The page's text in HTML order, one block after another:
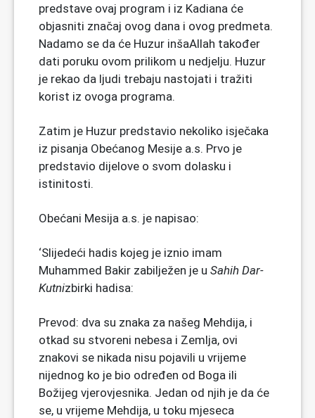
predstave ovaj program i iz Kadiana će
objasniti značaj ovog dana i ovog predmeta.
Nadamo se da će Huzur inšaAllah također
dati poruku ovom prilikom u nedjelju. Huzur
je rekao da ljudi trebaju nastojati i tražiti
korist iz ovoga programa.
Zatim je Huzur predstavio nekoliko isječaka
iz pisanja Obećanog Mesije a.s. Prvo je
predstavio dijelove o svom dolasku i
istinitosti.
Obećani Mesija a.s. je napisao:
‘Slijedeći hadis kojeg je iznio imam
Muhammed Bakir zabilježen je u Sahih Dar-
Kutnizbirki hadisa:
Prevod: dva su znaka za našeg Mehdija, i
otkad su stvoreni nebesa i Zemlja, ovi
znakovi se nikada nisu pojavili u vrijeme
nijednog ko je bio određen od Boga ili
Božijeg vjerovjesnika. Jedan od njih je da će
se, u vrijeme Mehdija, u toku mjeseca